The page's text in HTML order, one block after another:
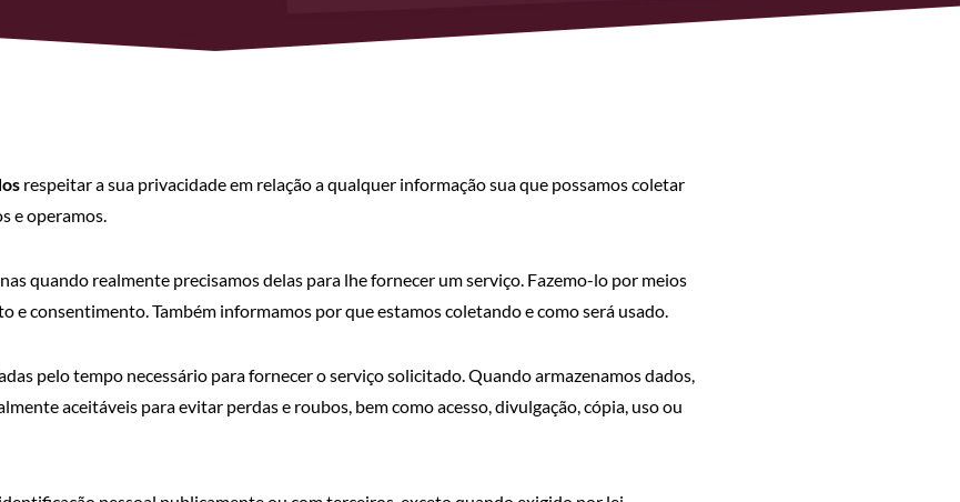
respeitar a sua privacidade em relação a qualquer informação sua que possamos coletar
e operamos.
quando realmente precisamos delas para lhe fornecer um serviço. Fazemo-lo por meios
e consentimento. Também informamos por que estamos coletando e como será usado.
pelo tempo necessário para fornecer o serviço solicitado. Quando armazenamos dados,
aceitáveis ​​para evitar perdas e roubos, bem como acesso, divulgação, cópia, uso ou